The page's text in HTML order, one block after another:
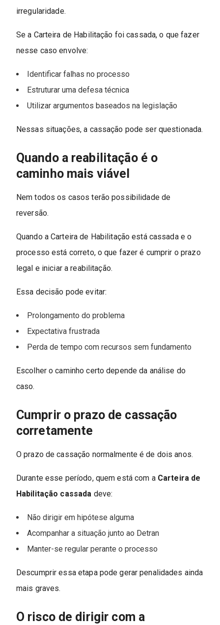
irregularidade.
Se a Carteira de Habilitação foi cassada, o que fazer
nesse caso envolve:
Identificar falhas no processo
Estruturar uma defesa técnica
Utilizar argumentos baseados na legislação
Nessas situações, a cassação pode ser questionada.
Quando a reabilitação é o
caminho mais viável
Nem todos os casos terão possibilidade de
reversão.
Quando a Carteira de Habilitação está cassada e o
processo está correto, o que fazer é cumprir o prazo
legal e iniciar a reabilitação.
Essa decisão pode evitar:
Prolongamento do problema
Expectativa frustrada
Perda de tempo com recursos sem fundamento
Escolher o caminho certo depende da análise do
caso.
Cumprir o prazo de cassação
corretamente
O prazo de cassação normalmente é de dois anos.
Durante esse período, quem está com a Carteira de
Habilitação cassada deve:
Não dirigir em hipótese alguma
Acompanhar a situação junto ao Detran
Manter-se regular perante o processo
Descumprir essa etapa pode gerar penalidades ainda
mais graves.
O risco de dirigir com a